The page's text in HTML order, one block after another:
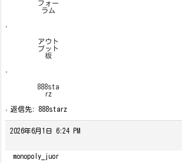
フォー
ラム
›
アウト
プット
板
›
888sta
rz
› 返信先: 888starz
2026年6月1日 6:24 PM
monopoly_juor